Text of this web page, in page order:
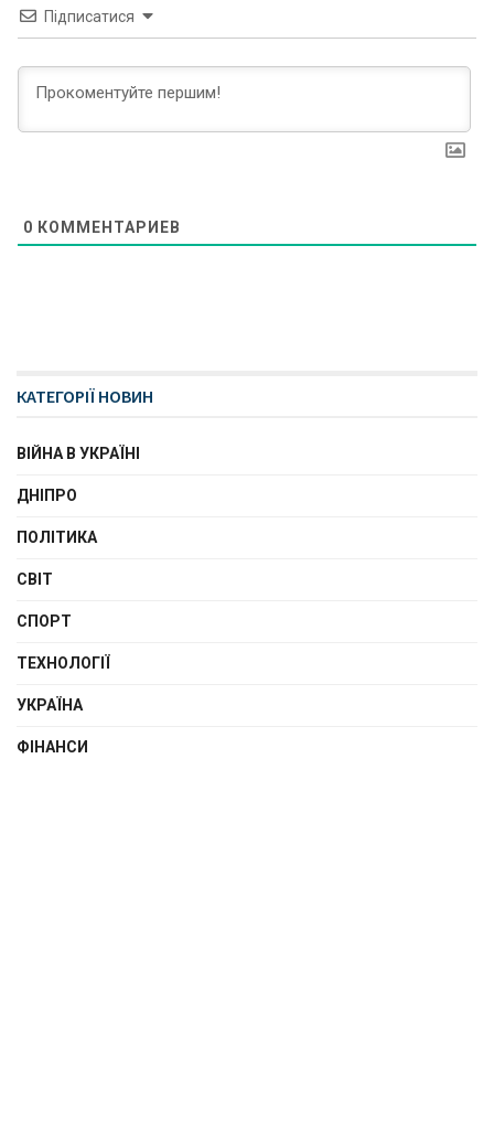
Підписатися
0 КОММЕНТАРИЕВ
КАТЕГОРІЇ НОВИН
ВІЙНА В УКРАЇНІ
ДНІПРО
ПОЛІТИКА
СВІТ
СПОРТ
ТЕХНОЛОГІЇ
УКРАЇНА
ФІНАНСИ